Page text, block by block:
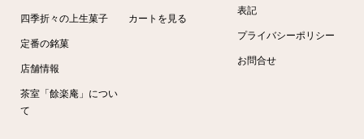
四季折々の上生菓子
定番の銘菓
店舗情報
茶室「餘楽庵」につい
て
カートを見る
表記
プライバシーポリシー
お問合せ